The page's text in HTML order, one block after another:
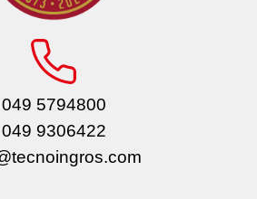
049 5794800
049 9306422